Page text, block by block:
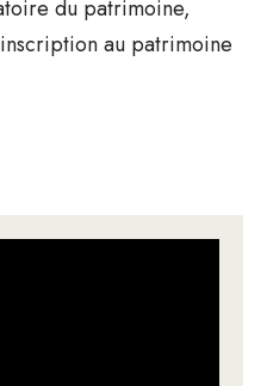
du patrimoine,
au patrimoine